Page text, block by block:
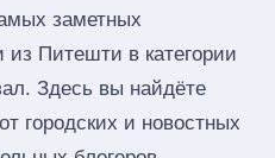
заметных
Питешти в категории
Здесь вы найдёте
городских и новостных